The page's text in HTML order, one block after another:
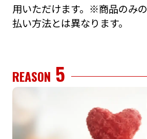
⽤いただけます。※商品のみ
払い⽅法とは異なります。
REASON 5